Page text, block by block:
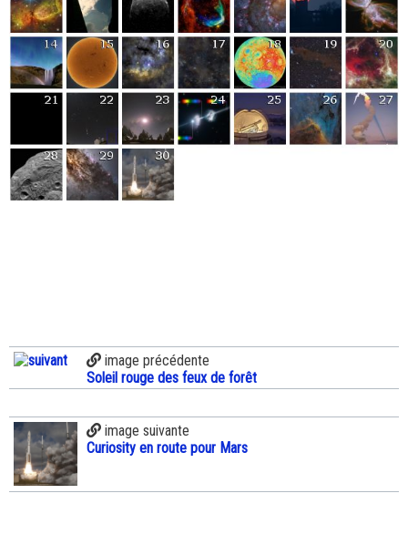
image précédente
Soleil rouge des feux de forêt
image suivante
Curiosity en route pour Mars